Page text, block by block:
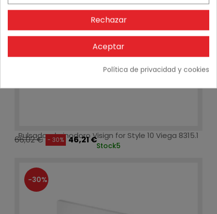
Pulsador de inodoro Visign for Style 10 Viega 8315.1
66,02 € - 30% 46,21 €
Stock5
-30%
Rechazar
Aceptar
Política de privacidad y cookies